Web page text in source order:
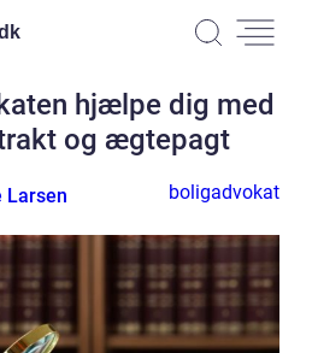
hjælpe dig med
og ægtepagt
Larsen boligadvokat